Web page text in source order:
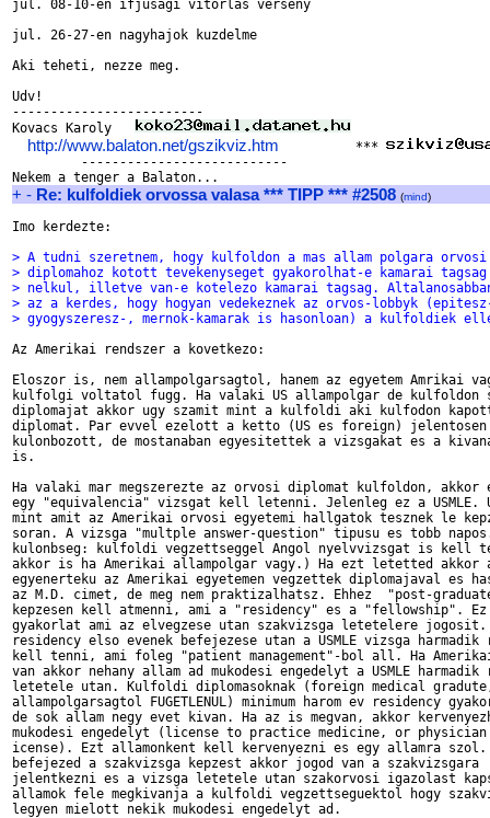
jul. 08-10-en ifjusagi vitorlas verseny
jul. 26-27-en nagyhajok kuzdelme
Aki teheti, nezze meg.
Udv!
-------------------------
Kovacs Karoly
http://www.balaton.net/gszikviz.htm
          ***
         ---------------------------
+ - Re: kulfoldiek orvossa valasa *** TIPP *** #2508 (mind)
Imo kerdezte:
> A tudni szeretnem, hogy kulfoldon a mas allam polgara orvosi
> diplomahoz kotott tevekenyseget gyakorolhat-e kamarai tagsag
> nelkul, illetve van-e kotelezo kamarai tagsag.
> az a kerdes, hogy hogyan vedekeznek az orvos-lobbyk
> gyogyszeresz-, mernok-kamarak is hasonloan) a kulfoldiek
Az Amerikai rendszer a kovetkezo:
Eloszor is, nem allampolgarsagtol, hanem az egyetem Amrikai
kulfolgi voltatol fugg. Ha valaki US allampolgar de kulfoldon
diplomajat akkor ugy szamit mint a kulfoldi aki kulfodon
diplomat. Par evvel ezelott a ketto (US es foreign) jelentosen
kulonbozott, de mostanaban egyesitettek a vizsgakat es a
is.
Ha valaki mar megszerezte az orvosi diplomat kulfoldon, akkor
egy "equivalencia" vizsgat kell letenni. Jelenleg ez a USMLE.
mint amit az Amerikai orvosi egyetemi hallgatok tesznek le
soran. A vizsga "multple answer-question" tipusu es tobb
kulonbseg: kulfoldi vegzettseggel Angol nyelvvizsgat is kell
akkor is ha Amerikai allampolgar vagy.) Ha ezt letetted akkor
egyenerteku az Amerikai egyetemen vegzettek diplomajaval es
az M.D. cimet, de meg nem praktizalhatsz. Ehhez  "post-
kepzesen kell atmenni, ami a "residency" es a "fellowship".
gyakorlat ami az elvegzese utan szakvizsga letetelere jogosit.
residency elso evenek befejezese utan a USMLE vizsga
kell tenni, ami foleg "patient management"-bol all. Ha
van akkor nehany allam ad mukodesi engedelyt a USMLE harmadik
letetele utan. Kulfoldi diplomasoknak (foreign medical
allampolgarsagtol FUGETLENUL) minimum harom ev residency
de sok allam negy evet kivan. Ha az is megvan, akkor
mukodesi engedelyt (license to practice medicine, or
icense). Ezt allamonkent kell kervenyezni es egy allamra szol.
befejezed a szakvizsga kepzest akkor jogod van a szakvizsgara
jelentkezni es a vizsga letetele utan szakorvosi igazolast
allamok fele megkivanja a kulfoldi vegzettseguektol hogy
legyen mielott nekik mukodesi engedelyt ad.